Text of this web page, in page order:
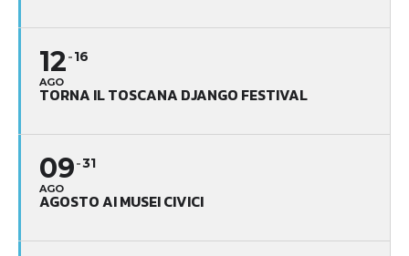
12
AGO
16
TORNA IL TOSCANA DJANGO FESTIVAL
09
AGO
31
AGOSTO AI MUSEI CIVICI